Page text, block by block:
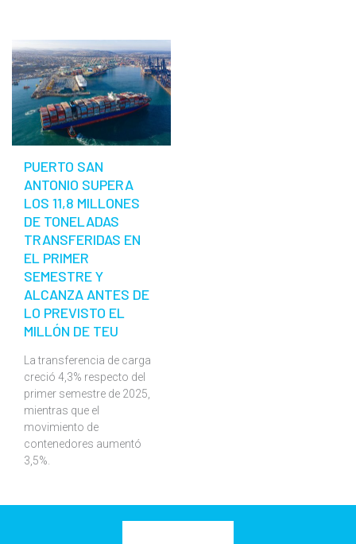
PUERTO SAN
ANTONIO SUPERA
LOS 11,8 MILLONES
DE TONELADAS
TRANSFERIDAS EN
EL PRIMER
SEMESTRE Y
ALCANZA ANTES DE
LO PREVISTO EL
MILLÓN DE TEU
La transferencia de carga
creció 4,3% respecto del
primer semestre de 2025,
mientras que el
movimiento de
contenedores aumentó
3,5%.